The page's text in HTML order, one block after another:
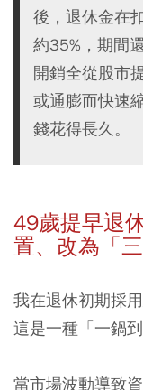
後，退休金在
約35%，期間
開銷全從股市
或通膨而快速
錢花得長久。
49歲提早退
置、改為「
我在退休初期採
這是一種「一鍋
當市場波動導致